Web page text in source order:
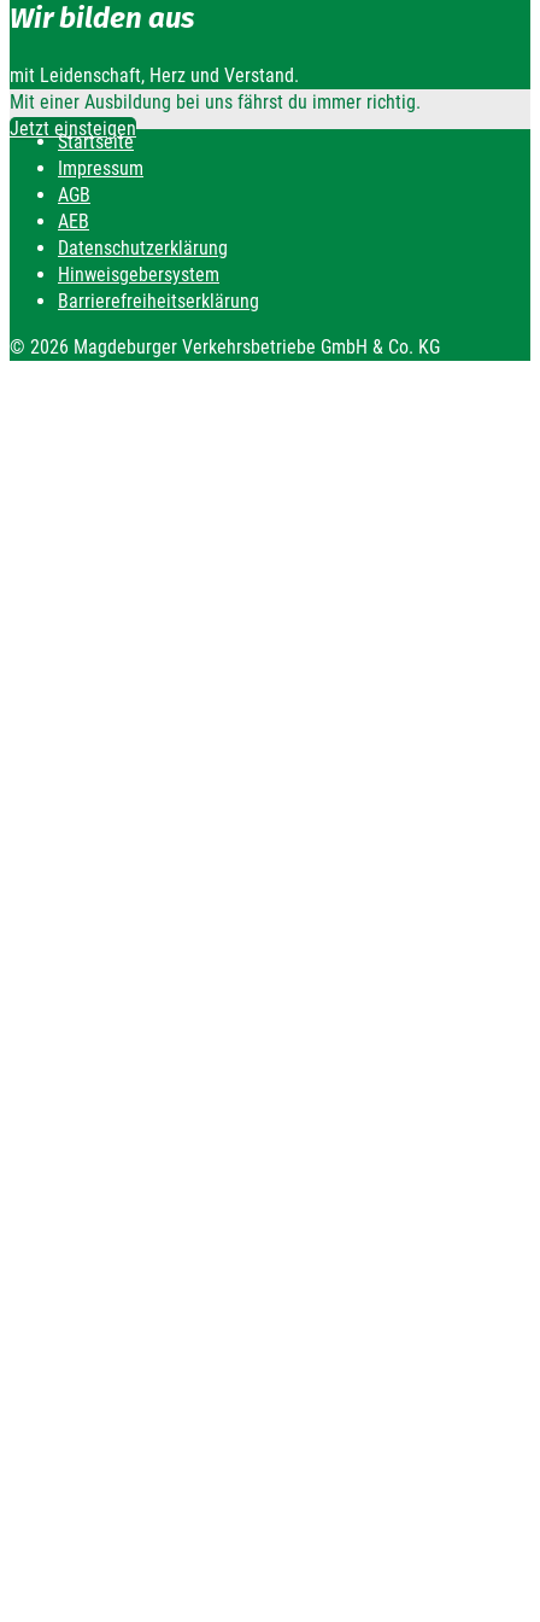
Wir bilden aus
mit Leidenschaft, Herz und Verstand.
Mit einer Ausbildung bei uns fährst du immer richtig.
Jetzt einsteigen
Startseite
Impressum
AGB
AEB
Datenschutzerklärung
Hinweisgebersystem
Barrierefreiheitserklärung
© 2026 Magdeburger Verkehrsbetriebe GmbH & Co. KG